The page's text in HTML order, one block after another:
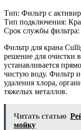
Тип: Фильтр с
Тип подключения:
Срок службы фильтра:
Фильтр для крана
решение для очистки
устанавливается
чистую воду. Фильтр
удаления хлора,
тяжелых металлов.
Читать статью
мойку